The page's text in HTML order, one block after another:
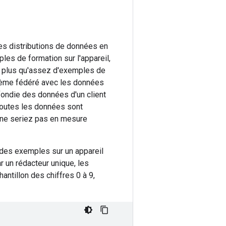
distributions de données en
de formation sur l'appareil,
plus qu'assez d'exemples de
fédéré avec les données
des données d'un client
les données sont
seriez pas en mesure
exemples sur un appareil
un rédacteur unique, les
des chiffres 0 à 9,